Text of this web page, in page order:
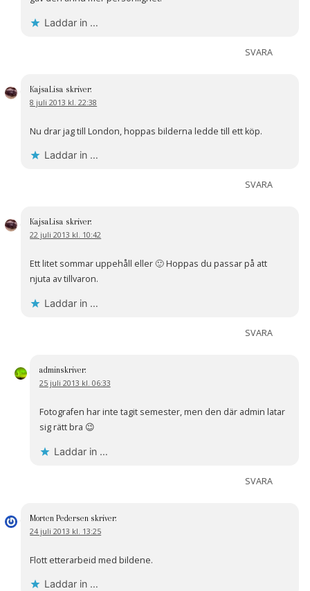
Laddar in …
SVARA
KajsaLisa skriver:
8 juli 2013 kl. 22:38
Nu drar jag till London, hoppas bilderna ledde till ett köp.
Laddar in …
SVARA
KajsaLisa skriver:
22 juli 2013 kl. 10:42
Ett litet sommar uppehåll eller 🙂 Hoppas du passar på att
njuta av tillvaron.
Laddar in …
SVARA
adminskriver:
25 juli 2013 kl. 06:33
Fotografen har inte tagit semester, men den där admin latar
sig rätt bra 😉
Laddar in …
SVARA
Morten Pedersen skriver:
24 juli 2013 kl. 13:25
Flott etterarbeid med bildene.
Laddar in …